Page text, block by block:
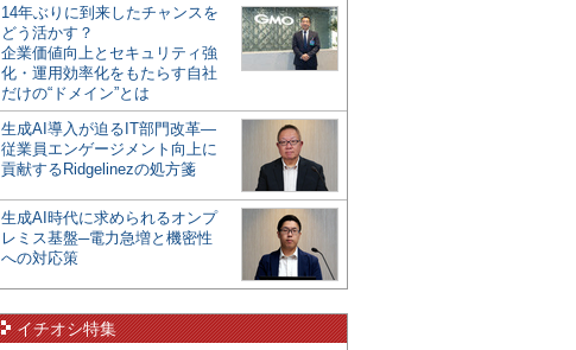
14年ぶりに到来したチャンスを
どう活かす？
企業価値向上とセキュリティ強
化・運用効率化をもたらす自社
だけの“ドメイン”とは
生成AI導入が迫るIT部門改革―
従業員エンゲージメント向上に
貢献するRidgelinezの処方箋
生成AI時代に求められるオンプ
レミス基盤─電力急増と機密性
への対応策
イチオシ特集